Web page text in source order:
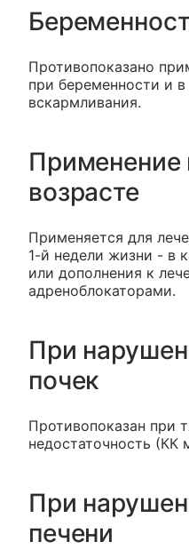
Противопоказано
при беременности и в
вскармливания.
Применение
возрасте
Применяется для
1-й недели жизни - в
или дополнения к
адреноблокаторами.
При
почек
Противопоказан при
недостаточность (КК
При
печени